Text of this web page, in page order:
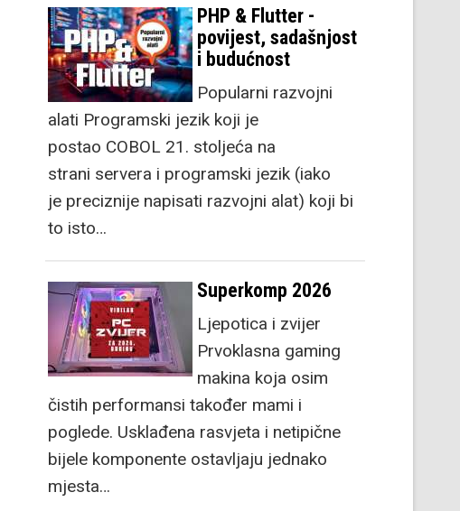
PHP & Flutter -
povijest, sadašnjost
i budućnost
Popularni razvojni
alati Programski jezik koji je
postao COBOL 21. stoljeća na
strani servera i programski jezik (iako
je preciznije napisati razvojni alat) koji bi
to isto…
Superkomp 2026
Ljepotica i zvijer
Prvoklasna gaming
makina koja osim
čistih performansi također mami i
poglede. Usklađena rasvjeta i netipične
bijele komponente ostavljaju jednako
mjesta…